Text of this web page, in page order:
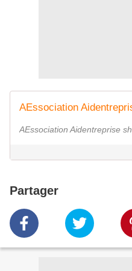
AEssociation Aidentreprise
Partager